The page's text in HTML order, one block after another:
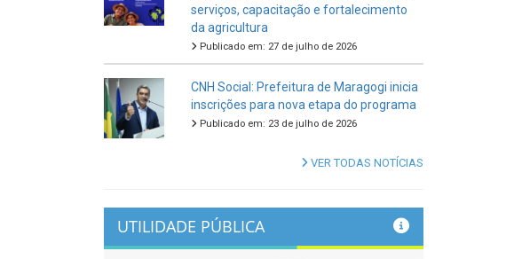
serviços, capacitação e fortalecimento
da agricultura
Publicado em: 27 de julho de 2026
CNH Social: Prefeitura de Maragogi inicia
inscrições para nova etapa do programa
Publicado em: 23 de julho de 2026
VER TODAS NOTÍCIAS
UTILIDADE PÚBLICA